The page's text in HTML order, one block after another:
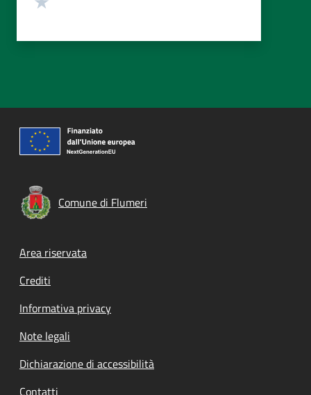
Comune di Flumeri
Footer menu
Area riservata
Crediti
Informativa privacy
Note legali
Dichiarazione di accessibilità
Contatti